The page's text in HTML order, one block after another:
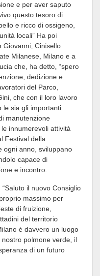
e per aver saputo
questo tesoro di
e ricco di ossigeno,
locali” Ha poi
Giovanni, Cinisello
Milanese, Milano e a
che, ha detto, “spero
dedizione e
del Parco,
che con il loro lavoro
le sia gli importanti
manutenzione
innumerevoli attività
Festival della
ogni anno, sviluppano
capace di
e incontro.
il nuovo Consiglio
massimo per
di fruizione,
del territorio
è davvero un luogo
polmone verde, il
di un futuro